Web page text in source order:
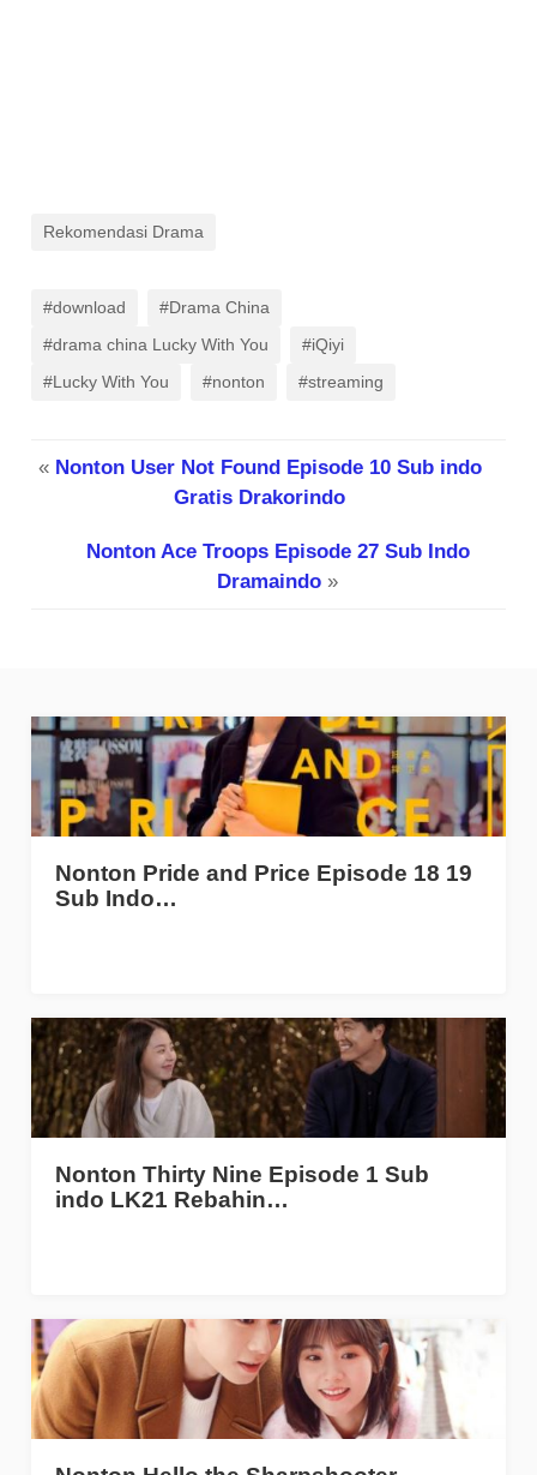
Rekomendasi Drama
#download
#Drama China
#drama china Lucky With You
#iQiyi
#Lucky With You
#nonton #streaming
« Nonton User Not Found Episode 10 Sub indo
Gratis Drakorindo
Nonton Ace Troops Episode 27 Sub Indo
Dramaindo »
Nonton Pride and Price Episode 18 19
Sub Indo…
Nonton Thirty Nine Episode 1 Sub
indo LK21 Rebahin…